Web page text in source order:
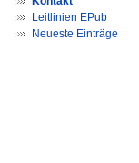
Leitlinien EPub
Neueste Einträge